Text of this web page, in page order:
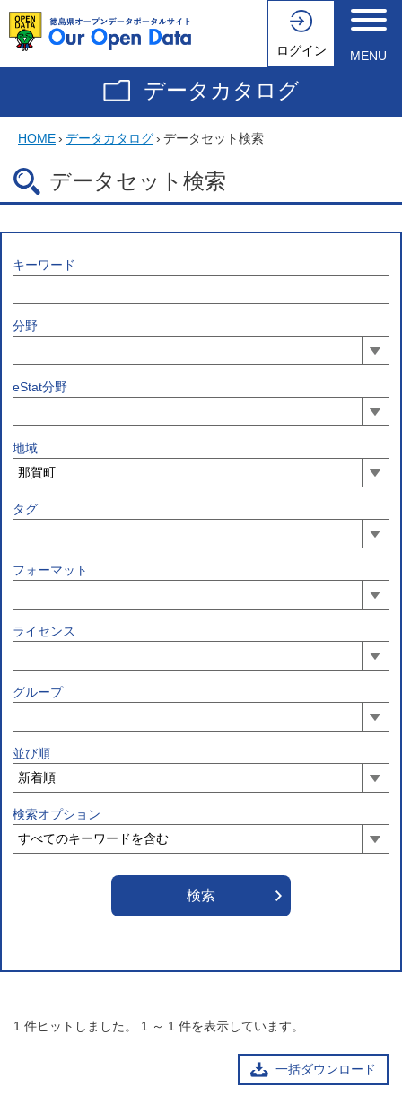
ログイン MENU
データカタログ
HOME› データカタログ› データセット検索
データセット検索
キーワード
分野
eStat分野
地域
タグ
フォーマット
ライセンス
グループ
並び順
検索オプション
1 件ヒットしました。 1 ～ 1 件を表示しています。
一括ダウンロード